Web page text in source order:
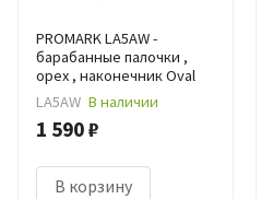
PROMARK LA5AW -
барабанные палочки ,
орех , наконечник Oval
LA5AW В наличии
1 590 ₽
В корзину